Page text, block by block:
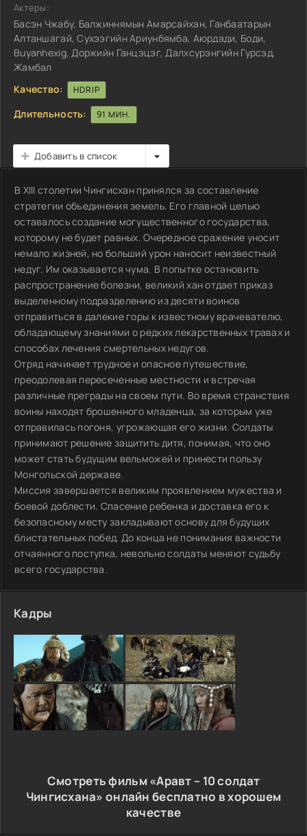
Актеры:
Басэн Чжабу, Балжиннямын Амарсайхан, Ганбаатарын
Алтаншагай, Сухээгийн Ариунбямба, Аюрдади, Боди,
Buyanhexig, Доржийн Ганцэцэг, Далхсурэнгийн Гурсэд,
Жамбал
Качество:
HDRIP
Длительность: 91 МИН.
Добавить в список
В XIII столетии Чингисхан принялся за составление
стратегии объединения земель. Его главной целью
оставалось создание могущественного государства,
которому не будет равных. Очередное сражение уносит
немало жизней, но больший урон наносит неизвестный
недуг. Им оказывается чума. В попытке остановить
распространение болезни, великий хан отдает приказ
выделенному подразделению из десяти воинов
отправиться в далекие горы к известному врачевателю,
обладающему знаниями о редких лекарственных травах и
способах лечения смертельных недугов.
Отряд начинает трудное и опасное путешествие,
преодолевая пересеченные местности и встречая
различные преграды на своем пути. Во время странствия
воины находят брошенного младенца, за которым уже
отправилась погоня, угрожающая его жизни. Солдаты
принимают решение защитить дитя, понимая, что оно
может стать будущим вельможей и принести пользу
Монгольской державе.
Миссия завершается великим проявлением мужества и
боевой доблести. Спасение ребенка и доставка его к
безопасному месту закладывают основу для будущих
блистательных побед. До конца не понимания важности
отчаянного поступка, невольно солдаты меняют судьбу
всего государства.
Кадры
Смотреть фильм «Аравт – 10 солдат
Чингисхана» онлайн бесплатно в хорошем
качестве